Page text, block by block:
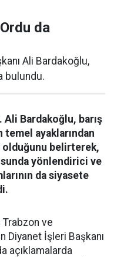
da
Ali Bardakoğlu,
bulundu.
Ali Bardakoğlu, barış
temel ayaklarından
olduğunu belirterek,
yönlendirici ve
da siyasete
ve
Diyanet İşleri Başkanı
açıklamalarda